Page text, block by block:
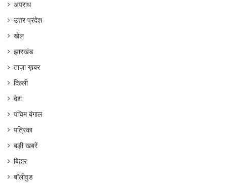
अपराध
उत्तर प्रदेश
खेल
झारखंड
ताज़ा ख़बर
दिल्ली
देश
पचिम बंगाल
पत्रिका
बड़ी खबरें
बिहार
बॉलीवुड